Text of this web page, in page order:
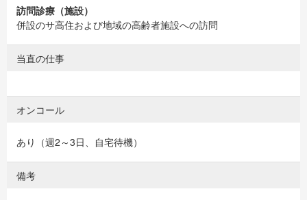
訪問診療（施設）
併設のサ高住および地域の高齢者施設への訪問
当直の仕事
オンコール
あり（週2～3日、自宅待機）
備考